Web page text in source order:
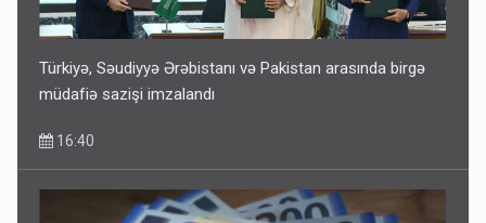
Türkiyə, Səudiyyə Ərəbistanı və Pakistan arasında birgə
müdafiə sazişi imzalandı
16:40